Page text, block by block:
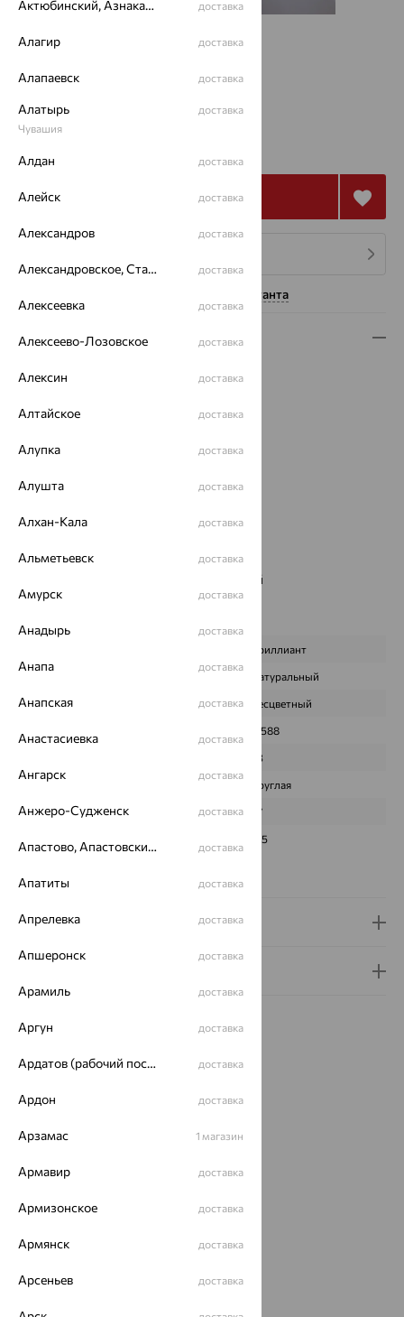
Размеры:
18
619 086
Купить
Нужна помощь консультанта
Описание
Вид изделия:
Металл:Золото
Проба:
Вставка:
Бренд: Brilliant Style
Вес металла:
Бесцветный
Премиум:
Бриллиант
Натуральный
ЦВЕТ Бесцветный
0,588
43
ФОРМА ОГРАНКИ Круглая
ГРАНЕЙ 57
3/5
Доставка и оплата
Идеальный комплект
64%
Актюбинский, Азнакаевский район доставка
Алагир доставка
Алапаевск доставка
Алатырь
Чувашия
доставка
Алдан доставка
Алейск доставка
Александров доставка
Александровское, Ставропольский край доставка
Алексеевка доставка
Алексеево-Лозовское доставка
Алексин доставка
Алтайское доставка
Алупка доставка
Алушта доставка
Алхан-Кала доставка
Альметьевск доставка
Амурск доставка
Анадырь доставка
Анапа доставка
Анапская доставка
Анастасиевка доставка
Ангарск доставка
Анжеро-Судженск доставка
Апастово, Апастовский район доставка
Апатиты доставка
Апрелевка доставка
Апшеронск доставка
Арамиль доставка
Аргун доставка
Ардатов (рабочий поселок) доставка
Ардон доставка
Арзамас 1 магазин
Армавир доставка
Армизонское доставка
Армянск доставка
Арсеньев доставка